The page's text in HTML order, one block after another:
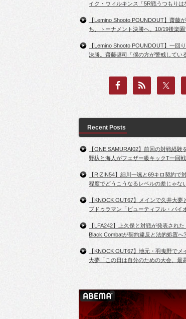
イク・ウィルキンス「5R戦うつもりは
【Lemino Shooto POUNDOUT】齋藤
ち、トーナメント決勝へ。10/19後楽
【Lemino Shooto POUNDOUT】一回
決勝。齋藤奨司「僕の方が警戒してい
Recent Posts
【ONE SAMURAI02】前回の対戦経験
野杁と海人がフェザー級キックT一回
【RIZIN54】細川一颯と69キロ契約で
程度でどうこうなるレベルの差じゃない
【KNOCK OUT67】メインで久井大夢
ブドゥラマン「ビューティフル・バイ
【LFA242】上久保と対戦が発表された
Black Combatが契約違反と法的処置へ
【KNOCK OUT67】地元・羽曳野でメ
大夢「この日は自分のための大会、最